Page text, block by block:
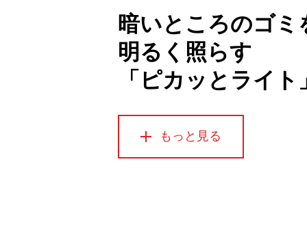
暗いところのゴミ
明るく照らす
「ピカッとライト
もっと見る